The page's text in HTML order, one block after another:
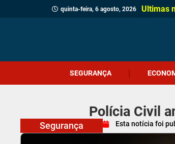
quinta-feira, 6 agosto, 2026 Ultimas
SEGURANÇA
Polícia Civil
Segurança Esta notícia foi